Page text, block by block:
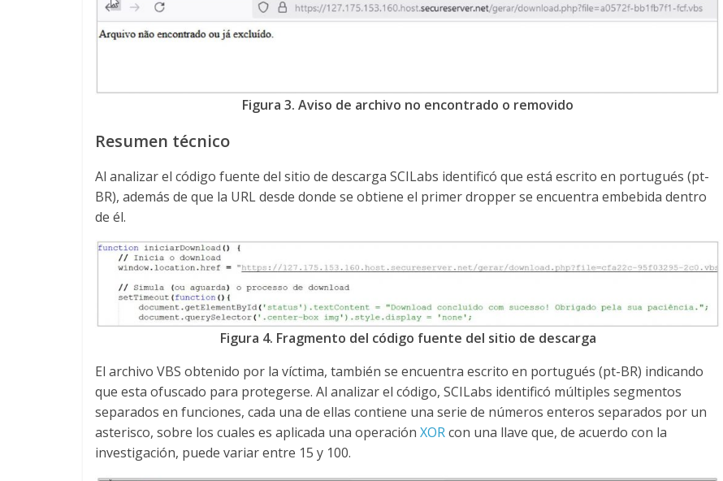
Figura 3. Aviso de archivo no encontrado o removido
Resumen técnico
Al analizar el código fuente del sitio de descarga SCILabs identificó que está escrito en portugués (pt-
BR), además de que la URL desde donde se obtiene el primer dropper se encuentra embebida dentro
de él.
Figura 4. Fragmento del código fuente del sitio de descarga
El archivo VBS obtenido por la víctima, también se encuentra escrito en portugués (pt-BR) indicando
que esta ofuscado para protegerse. Al analizar el código, SCILabs identificó múltiples segmentos
separados en funciones, cada una de ellas contiene una serie de números enteros separados por un
asterisco, sobre los cuales es aplicada una operación XORcon una llave que, de acuerdo con la
investigación, puede variar entre 15 y 100.